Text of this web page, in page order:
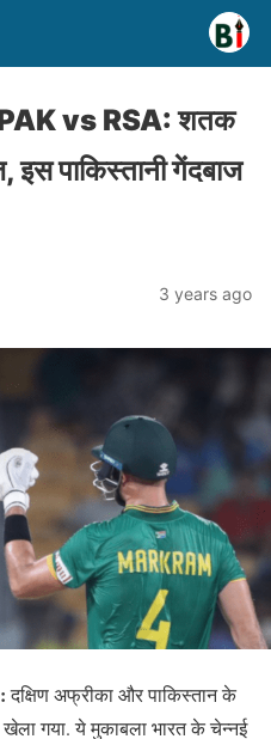
vs RSA: शतक
पाकिस्तानी गेंदबाज
3 years ago
दक्षिण अफ्रीका और पाकिस्तान के
गया. ये मुकाबला भारत के चेन्नई